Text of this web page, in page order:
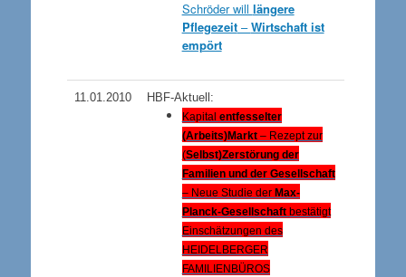
Schröder will längere
Pflegezeit–Wirtschaft ist
empört
11.01.2010 HBF-Aktuell:
Kapital entfesselter
(Arbeits)Markt– Rezept zur
(Selbst)Zerstörung der
Familien und der Gesellschaft
– Neue Studie der Max-
Planck-Gesellschaft bestätigt
Einschätzungen des
HEIDELBERGER
FAMILIENBÜROS